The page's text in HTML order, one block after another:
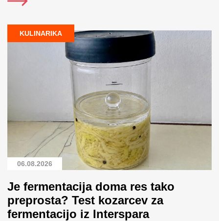
KULINARIKA
06.08.2026
Je fermentacija doma res tako
preprosta? Test kozarcev za
fermentacijo iz Interspara